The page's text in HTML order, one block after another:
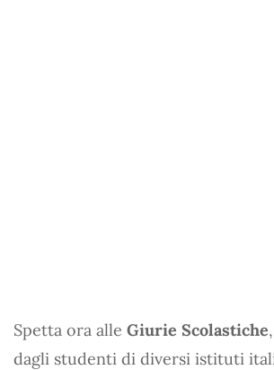
Spetta ora alle Giurie Scolastiche
dagli studenti di diversi istituti